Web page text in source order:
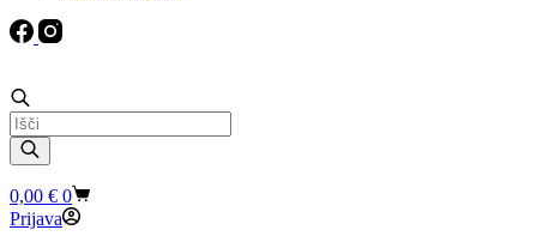
Products
search
Shopping
cart
0,00 € 0
Prijava